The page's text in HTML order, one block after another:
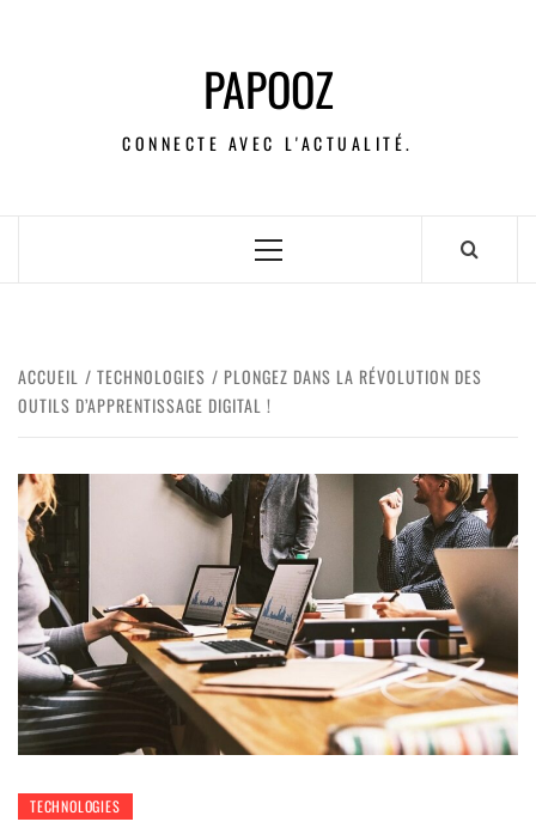
PAPOOZ
CONNECTE AVEC L'ACTUALITÉ.
ACCUEIL TECHNOLOGIES
PLONGEZ DANS LA RÉVOLUTION DES
OUTILS D’APPRENTISSAGE DIGITAL !
TECHNOLOGIES